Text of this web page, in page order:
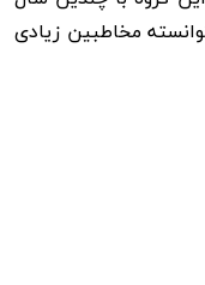
مخاطبین زیادی